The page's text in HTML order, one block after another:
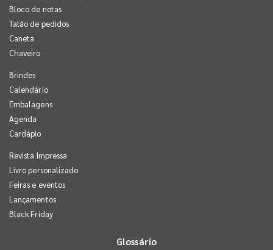
Bloco de notas
Talão de pedidos
Caneta
Chaveiro
Brindes
Calendário
Embalagens
Agenda
Cardápio
Revista Impressa
Livro personalizado
Feiras e eventos
Lançamentos
Black Friday
Glossário